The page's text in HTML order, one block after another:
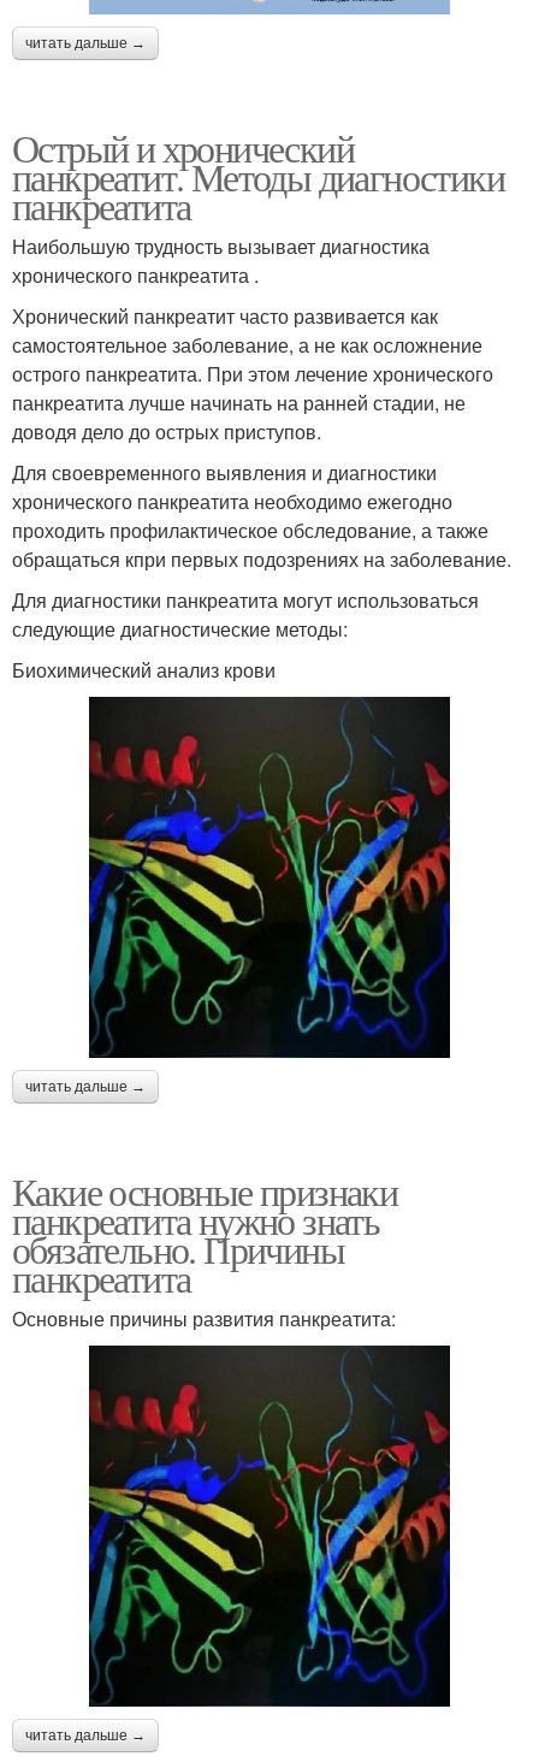
читать дальше →
Острый и хронический
панкреатит. Методы диагностики
панкреатита
Наибольшую трудность вызывает диагностика
хронического панкреатита .
Хронический панкреатит часто развивается как
самостоятельное заболевание, а не как осложнение
острого панкреатита. При этом лечение хронического
панкреатита лучше начинать на ранней стадии, не
доводя дело до острых приступов.
Для своевременного выявления и диагностики
хронического панкреатита необходимо ежегодно
проходить профилактическое обследование, а также
обращаться кпри первых подозрениях на заболевание.
Для диагностики панкреатита могут использоваться
следующие диагностические методы:
Биохимический анализ крови
читать дальше →
Какие основные признаки
панкреатита нужно знать
обязательно. Причины
панкреатита
Основные причины развития панкреатита:
читать дальше →